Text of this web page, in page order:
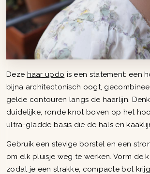
Deze haar updo is een statement: een
bijna architectonisch oogt,
gelde contouren langs de haarlijn.
duidelijke, ronde knot boven op het
ultra-gladde basis die de hals en
Gebruik een stevige borstel en een
om elk pluisje weg te werken. Vorm de
zodat je een strakke, compacte bol